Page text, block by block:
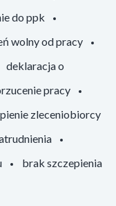
do ppk
wolny od pracy
deklaracja o
pracy
zleceniobiorcy
brak szczepienia